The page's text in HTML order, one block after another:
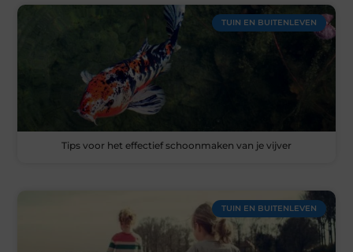
TUIN EN BUITENLEVEN
Tips voor het effectief schoonmaken van je vijver
TUIN EN BUITENLEVEN